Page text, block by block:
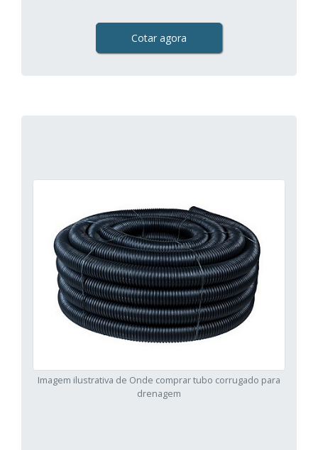
Cotar agora
Imagem ilustrativa de Onde comprar tubo corrugado para
drenagem